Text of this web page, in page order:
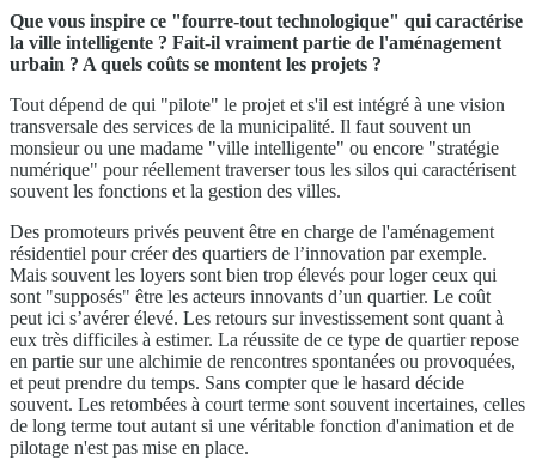
Que vous inspire ce "fourre-tout technologique" qui caractérise
la ville intelligente ? Fait-il vraiment partie de l'aménagement
urbain ? A quels coûts se montent les projets ?
Tout dépend de qui "pilote" le projet et s'il est intégré à une vision
transversale des services de la municipalité. Il faut souvent un
monsieur ou une madame "ville intelligente" ou encore "stratégie
numérique" pour réellement traverser tous les silos qui caractérisent
souvent les fonctions et la gestion des villes.
Des promoteurs privés peuvent être en charge de l'aménagement
résidentiel pour créer des quartiers de l’innovation par exemple.
Mais souvent les loyers sont bien trop élevés pour loger ceux qui
sont "supposés" être les acteurs innovants d’un quartier. Le coût
peut ici s’avérer élevé. Les retours sur investissement sont quant à
eux très difficiles à estimer. La réussite de ce type de quartier repose
en partie sur une alchimie de rencontres spontanées ou provoquées,
et peut prendre du temps. Sans compter que le hasard décide
souvent. Les retombées à court terme sont souvent incertaines, celles
de long terme tout autant si une véritable fonction d'animation et de
pilotage n'est pas mise en place.